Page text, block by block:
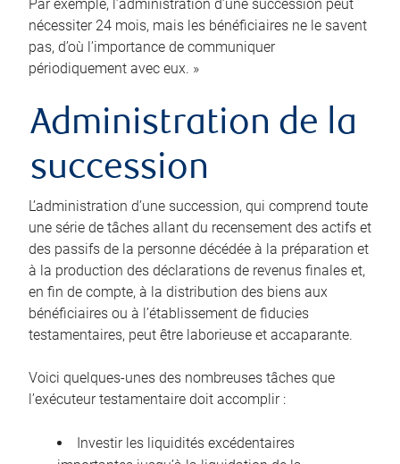
Par exemple, l’administration d’une succession peut
nécessiter 24 mois, mais les bénéficiaires ne le savent
pas, d’où l’importance de communiquer
périodiquement avec eux. »
Administration de la
succession
L’administration d’une succession, qui comprend toute
une série de tâches allant du recensement des actifs et
des passifs de la personne décédée à la préparation et
à la production des déclarations de revenus finales et,
en fin de compte, à la distribution des biens aux
bénéficiaires ou à l’établissement de fiducies
testamentaires, peut être laborieuse et accaparante.
Voici quelques-unes des nombreuses tâches que
l’exécuteur testamentaire doit accomplir :
Investir les liquidités excédentaires